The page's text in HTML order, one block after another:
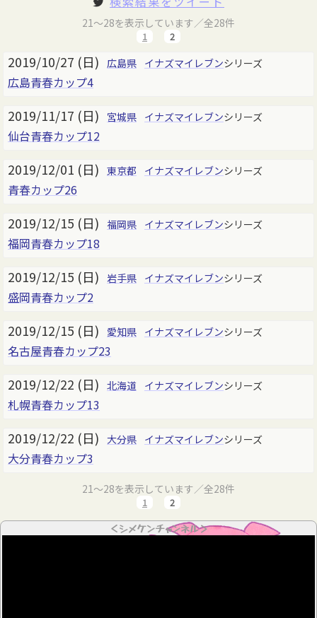
21～28を表示しています／全28件
1 2
2019/10/27 (日) 広島県 イナズマイレブンシリーズ
広島青春カップ4
2019/11/17 (日) 宮城県 イナズマイレブンシリーズ
仙台青春カップ12
2019/12/01 (日) 東京都 イナズマイレブンシリーズ
青春カップ26
2019/12/15 (日) 福岡県 イナズマイレブンシリーズ
福岡青春カップ18
2019/12/15 (日) 岩手県 イナズマイレブンシリーズ
盛岡青春カップ2
2019/12/15 (日) 愛知県 イナズマイレブンシリーズ
名古屋青春カップ23
2019/12/22 (日) 北海道 イナズマイレブンシリーズ
札幌青春カップ13
2019/12/22 (日) 大分県 イナズマイレブンシリーズ
大分青春カップ3
21～28を表示しています／全28件
1 2
＜シメケンチャンネル＞